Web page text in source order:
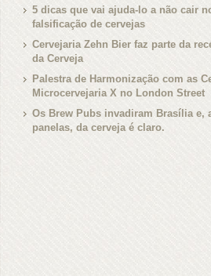
5 dicas que vai ajuda-lo a não cair
falsificação de cervejas
Cervejaria Zehn Bier faz parte da
da Cerveja
Palestra de Harmonização com as
Microcervejaria X no London Street
Os Brew Pubs invadiram Brasília e,
panelas, da cerveja é claro.